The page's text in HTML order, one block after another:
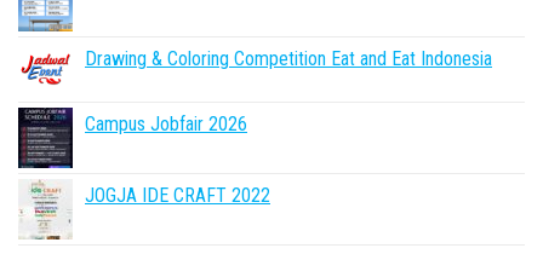
Drawing & Coloring Competition Eat and Eat Indonesia
Campus Jobfair 2026
JOGJA IDE CRAFT 2022